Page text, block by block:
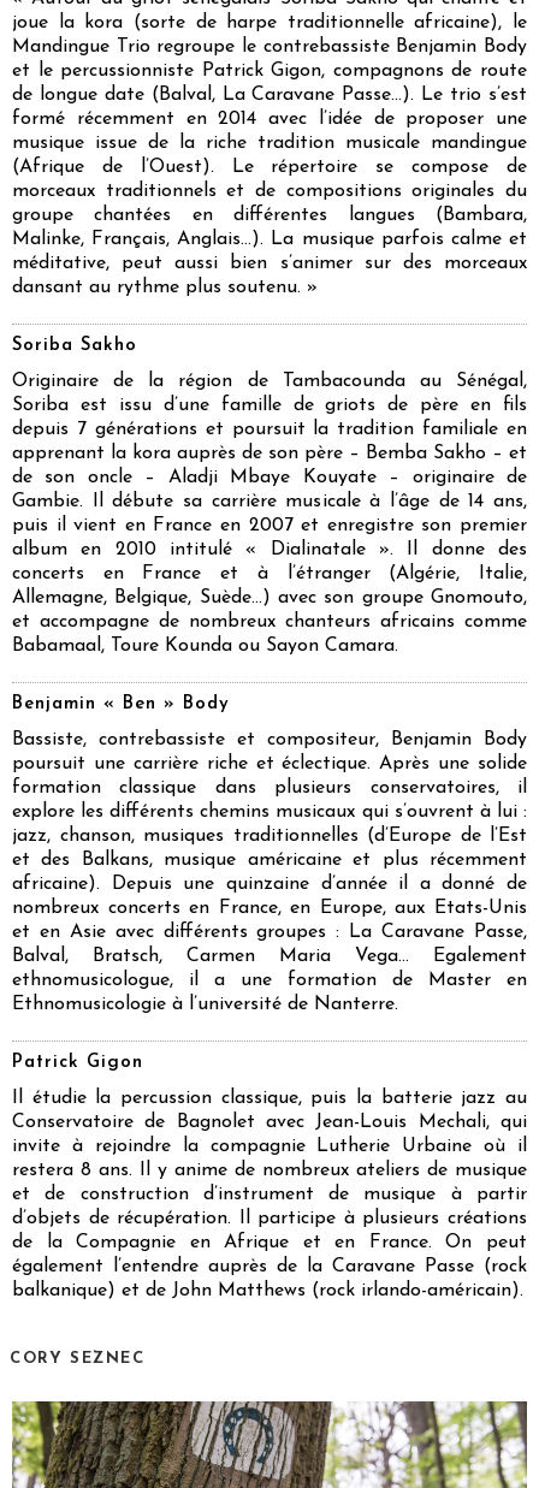
joue la kora (sorte de harpe traditionnelle africaine), le
Mandingue Trio regroupe le contrebassiste Benjamin Body
et le percussionniste Patrick Gigon, compagnons de route
de longue date (Balval, La Caravane Passe…). Le trio s’est
formé récemment en 2014 avec l’idée de proposer une
musique issue de la riche tradition musicale mandingue
(Afrique de l’Ouest). Le répertoire se compose de
morceaux traditionnels et de compositions originales du
groupe chantées en différentes langues (Bambara,
Malinke, Français, Anglais…). La musique parfois calme et
méditative, peut aussi bien s’animer sur des morceaux
dansant au rythme plus soutenu. »
Soriba Sakho
Originaire de la région de Tambacounda au Sénégal,
Soriba est issu d’une famille de griots de père en fils
depuis 7 générations et poursuit la tradition familiale en
apprenant la kora auprès de son père – Bemba Sakho – et
de son oncle – Aladji Mbaye Kouyate – originaire de
Gambie. Il débute sa carrière musicale à l’âge de 14 ans,
puis il vient en France en 2007 et enregistre son premier
album en 2010 intitulé « Dialinatale ». Il donne des
concerts en France et à l’étranger (Algérie, Italie,
Allemagne, Belgique, Suède…) avec son groupe Gnomouto,
et accompagne de nombreux chanteurs africains comme
Babamaal, Toure Kounda ou Sayon Camara.
Benjamin « Ben » Body
Bassiste, contrebassiste et compositeur, Benjamin Body
poursuit une carrière riche et éclectique. Après une solide
formation classique dans plusieurs conservatoires, il
explore les différents chemins musicaux qui s’ouvrent à lui :
jazz, chanson, musiques traditionnelles (d’Europe de l’Est
et des Balkans, musique américaine et plus récemment
africaine). Depuis une quinzaine d’année il a donné de
nombreux concerts en France, en Europe, aux Etats-Unis
et en Asie avec différents groupes : La Caravane Passe,
Balval, Bratsch, Carmen Maria Vega… Egalement
ethnomusicologue, il a une formation de Master en
Ethnomusicologie à l’université de Nanterre.
Patrick Gigon
Il étudie la percussion classique, puis la batterie jazz au
Conservatoire de Bagnolet avec Jean-Louis Mechali, qui
invite à rejoindre la compagnie Lutherie Urbaine où il
restera 8 ans. Il y anime de nombreux ateliers de musique
et de construction d’instrument de musique à partir
d’objets de récupération. Il participe à plusieurs créations
de la Compagnie en Afrique et en France. On peut
également l’entendre auprès de la Caravane Passe (rock
balkanique) et de John Matthews (rock irlando-américain).
CORY SEZNEC